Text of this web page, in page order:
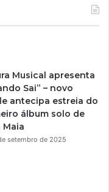
Musical apresenta
Sai” – novo
antecipa estreia do
álbum solo de
Maia
setembro de 2025